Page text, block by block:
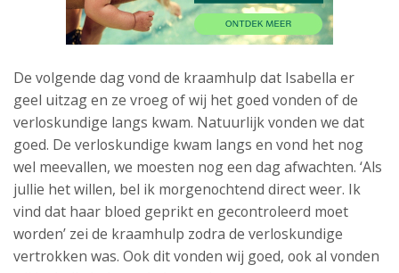
De volgende dag vond de kraamhulp dat Isabella er
geel uitzag en ze vroeg of wij het goed vonden of de
verloskundige langs kwam. Natuurlijk vonden we dat
goed. De verloskundige kwam langs en vond het nog
wel meevallen, we moesten nog een dag afwachten. ‘Als
jullie het willen, bel ik morgenochtend direct weer. Ik
vind dat haar bloed geprikt en gecontroleerd moet
worden’ zei de kraamhulp zodra de verloskundige
vertrokken was. Ook dit vonden wij goed, ook al vonden